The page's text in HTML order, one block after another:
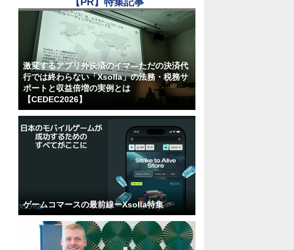
激変するアプリ外決済のイマ―ただの決済代
行では終わらない「Xsolla」の法務・税務サ
ポートと収益倍増の実例とは
【CEDEC2026】
ゲームコマースの最前線ーXsolla特集